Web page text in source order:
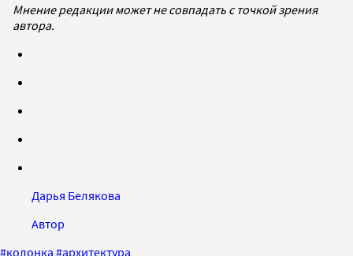
Мнение редакции может не совпадать с точкой зрения
автора.
Дарья Белякова
Автор
#колонка #архитектура